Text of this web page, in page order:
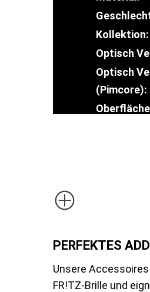
Kollektion:
Optisch
Optisch
(Pimcore):
PERFEKTES
Unsere
FR!TZ-Brille und